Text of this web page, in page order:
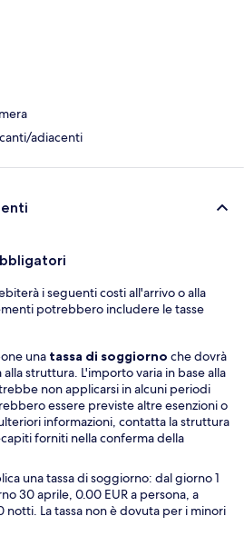
adiacenti
i seguenti costi all'arrivo o alla
potrebbero includere le tasse
una tassa di soggiorno che dovrà
alla struttura. L'importo varia in base alla
non applicarsi in alcuni periodi
essere previste altre esenzioni o
informazioni, contatta la struttura
forniti nella conferma della
una tassa di soggiorno: dal giorno 1
30 aprile, 0.00 EUR a persona, a
notti. La tassa non è dovuta per i minori